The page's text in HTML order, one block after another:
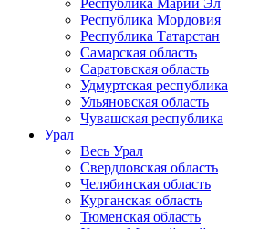
Республика Марий Эл
Республика Мордовия
Республика Татарстан
Самарская область
Саратовская область
Удмуртская республика
Ульяновская область
Чувашская республика
Урал
Весь Урал
Свердловская область
Челябинская область
Курганская область
Тюменская область